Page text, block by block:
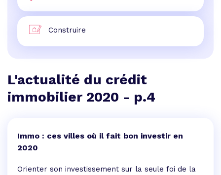
Construire
L'actualité du crédit
immobilier 2020 - p.4
Immo : ces villes où il fait bon investir en
2020
Orienter son investissement sur la seule foi de la